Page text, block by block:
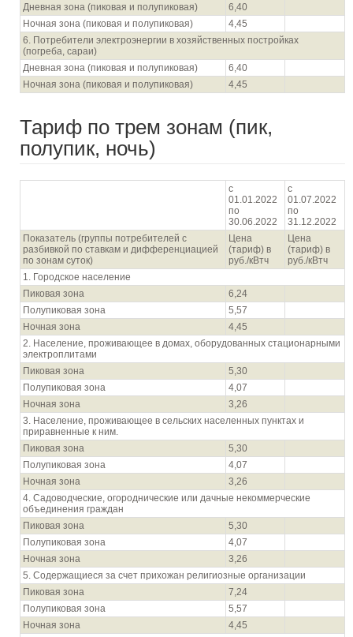
Дневная зона (пиковая и полупиковая)
6,40
Ночная зона (пиковая и полупиковая)
4,45
6. Потребители электроэнергии в хозяйственных постройках
(погреба, сараи)
Дневная зона (пиковая и полупиковая)
6,40
Ночная зона (пиковая и полупиковая)
4,45
Тариф по трем зонам (пик,
полупик, ночь)
с
01.01.2022
по
30.06.2022
с
01.07.2022
по
31.12.2022
Показатель (группы потребителей с
разбивкой по ставкам и дифференциацией
по зонам суток)
Цена
(тариф) в
руб./кВтч
Цена
(тариф) в
руб./кВтч
1. Городское население
Пиковая зона
6,24
Полупиковая зона
5,57
Ночная зона
4,45
2. Население, проживающее в домах, оборудованных стационарными
электроплитами
Пиковая зона
5,30
Полупиковая зона
4,07
Ночная зона
3,26
3. Население, проживающее в сельских населенных пунктах и
приравненные к ним.
Пиковая зона
5,30
Полупиковая зона
4,07
Ночная зона
3,26
4. Садоводческие, огороднические или дачные некоммерческие
объединения граждан
Пиковая зона
5,30
Полупиковая зона
4,07
Ночная зона
3,26
5. Содержащиеся за счет прихожан религиозные организации
Пиковая зона
7,24
Полупиковая зона
5,57
Ночная зона
4,45